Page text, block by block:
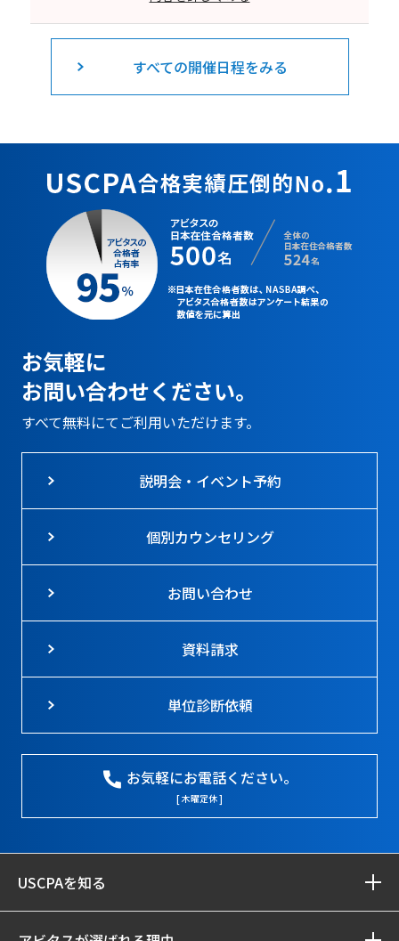
すべての開催日程をみる
お気軽に
お問い合わせください。
すべて無料にてご利用いただけます。
説明会・イベント予約
個別カウンセリング
お問い合わせ
資料請求
単位診断依頼
お気軽にお電話ください。
[ 木曜定休 ]
USCPAを知る